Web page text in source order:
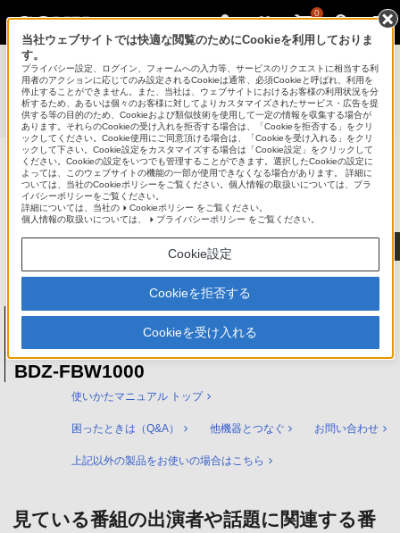
0
使いかたマニュアル（取扱説明 Web版）
BDZ-FBT4000 / BDZ-FBT3000 / BDZ-FBT2000 / BDZ-
FBT1000 / BDZ-FBW2000 / BDZ-FBW1000 使いかたマニュ
アル
ブルーレイディスク/DVDレコーダー
サポート・お問い合わせ
ブルーレイディスク/DVDレコーダー
BDZ-FBT4000 / BDZ-FBT3000 / BDZ-
FBT2000 / BDZ-FBT1000 / BDZ-FBW2000 /
BDZ-FBW1000
使いかたマニュアル トップ
困ったときは（Q&A） 他機器とつなぐ お問い合わせ
上記以外の製品をお使いの場合はこちら
見ている番組の出演者や話題に関連する番
当社ウェブサイトでは快適な閲覧のためにCookieを利用しておりま
す。
プライバシー設定、ログイン、フォームへの入力等、サービスのリクエストに相当する利
用者のアクションに応じてのみ設定されるCookieは通常、必須Cookieと呼ばれ、利用を
停止することができません。また、当社は、ウェブサイトにおけるお客様の利用状況を分
析するため、あるいは個々のお客様に対してよりカスタマイズされたサービス・広告を提
供する等の目的のため、Cookieおよび類似技術を使用して一定の情報を収集する場合が
あります。それらのCookieの受け入れを拒否する場合は、「Cookieを拒否する」をクリ
ックしてください。Cookie使用にご同意頂ける場合は、「Cookieを受け入れる」をクリ
ックして下さい。Cookie設定をカスタマイズする場合は「Cookie設定」をクリックして
ください。Cookieの設定をいつでも管理することができます。選択したCookieの設定に
よっては、このウェブサイトの機能の一部が使用できなくなる場合があります。 詳細に
ついては、当社のCookieポリシーをご覧ください。個人情報の取扱いについては、プラ
イバシーポリシーをご覧ください。
詳細については、当社の
Cookieポリシー をご覧ください。
個人情報の取扱いについては、
プライバシーポリシー をご覧ください。
Cookie設定
Cookieを拒否する
Cookieを受け入れる